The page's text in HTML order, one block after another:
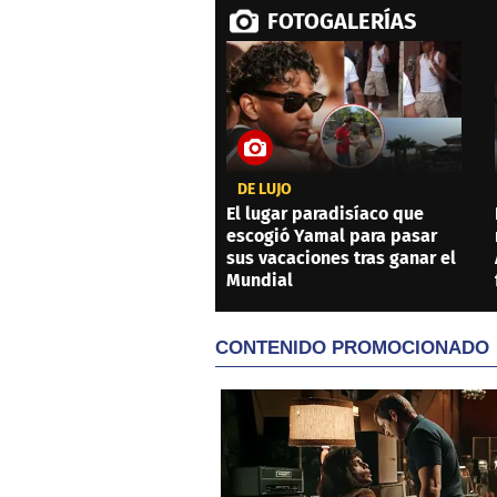
FOTOGALERÍAS
DE LUJO
El lugar paradisíaco que
escogió Yamal para pasar
sus vacaciones tras ganar el
Mundial